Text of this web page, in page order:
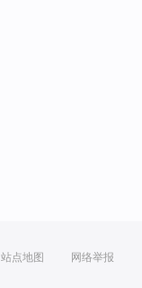
站点地图 网络举报